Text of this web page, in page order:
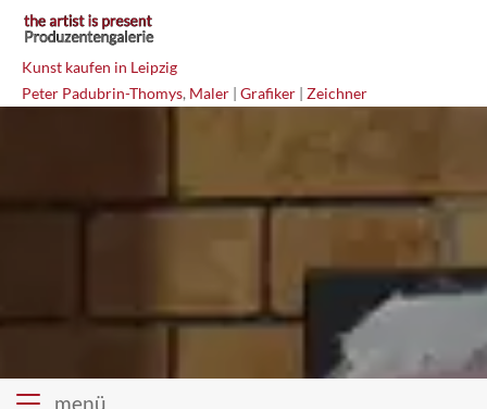
Kunst kaufen in Leipzig
Peter Padubrin-Thomys, Maler | Grafiker | Zeichner
menü